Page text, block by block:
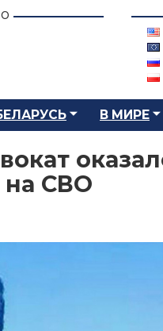
В МИРЕ
на СВО